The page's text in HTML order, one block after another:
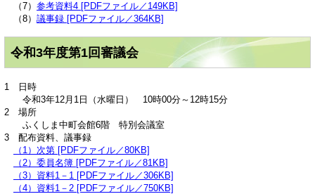
（7） 参考資料4 [PDFファイル／149KB]
（8） 議事録 [PDFファイル／364KB]
令和3年度第1回審議会
1 日時
令和3年12月1日（水曜日） 10時00分～12時15分
2 場所
ふくしま中町会館6階 特別会議室
3 配布資料、議事録
（1）次第 [PDFファイル／80KB]
（2）委員名簿 [PDFファイル／81KB]
（3）資料1－1 [PDFファイル／306KB]
（4）資料1－2 [PDFファイル／750KB]